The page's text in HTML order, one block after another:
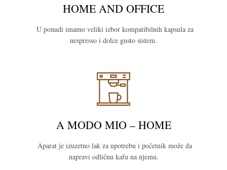
HOME AND OFFICE
U ponudi imamo veliki izbor kompatibilnih kapsula za
nespresso i dolce gusto sistem.
A MODO MIO – HOME
Aparat je izuzetno lak za upotrebu i početnik može da
napravi odličnu kafu na njemu.